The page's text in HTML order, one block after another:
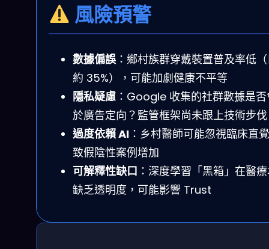
風險預警
數據偏誤 ：鄉村族群穿戴裝置普及率低
約 35%），可能加劇健康不平等
隱私疑慮 ：Google 收集的社群數據是
於廣告定向？監管框架尚未跟上技術步伐
過度依賴 AI ：乡村醫師可能忽視臨床直
致假陰性案例增加
可解釋性缺口 ：深度學習「黑箱」在醫
缺乏透明度，可能影響 Trust